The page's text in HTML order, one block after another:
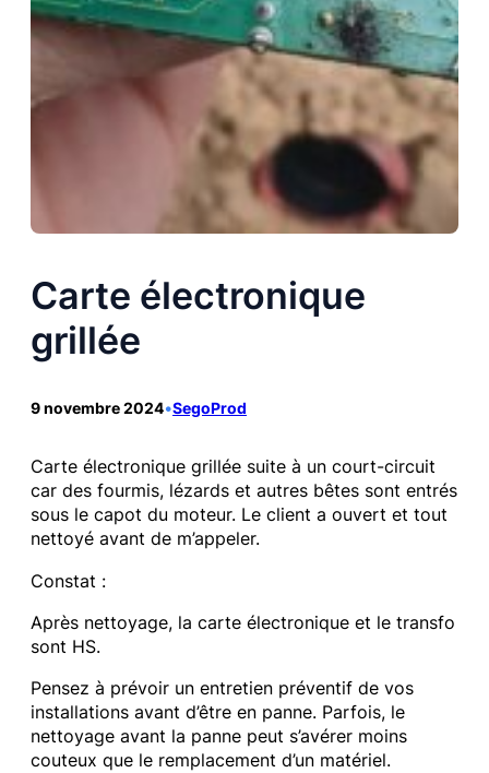
Carte électronique
grillée
9 novembre 2024•SegoProd
Carte électronique grillée suite à un court-circuit
car des fourmis, lézards et autres bêtes sont entrés
sous le capot du moteur. Le client a ouvert et tout
nettoyé avant de m’appeler.
Constat :
Après nettoyage, la carte électronique et le transfo
sont HS.
Pensez à prévoir un entretien préventif de vos
installations avant d’être en panne. Parfois, le
nettoyage avant la panne peut s’avérer moins
couteux que le remplacement d’un matériel.